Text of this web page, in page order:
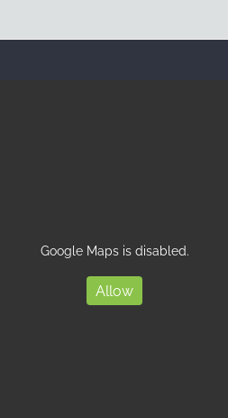
Google Maps is disabled.
Allow